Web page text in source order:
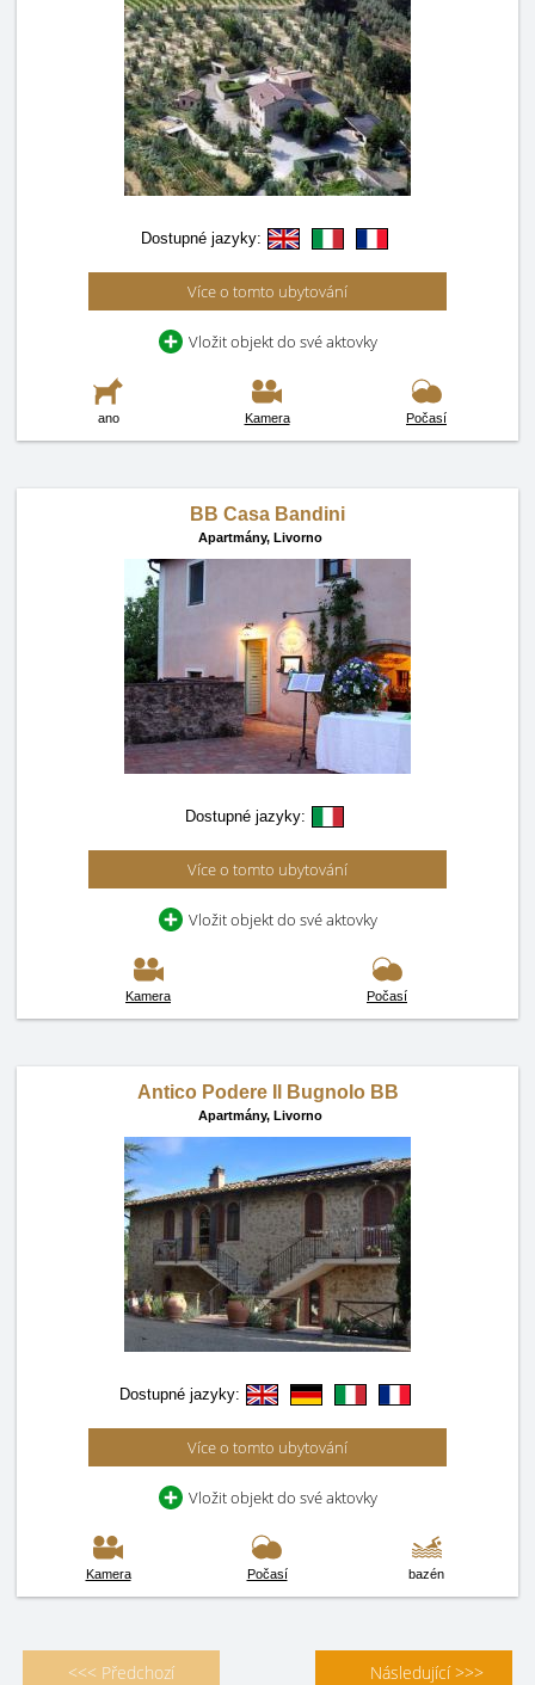
Dostupné jazyky:
Více o tomto ubytování
Vložit objekt do své aktovky
ano Kamera Počasí
BB Casa Bandini
Apartmány, Livorno
Dostupné jazyky:
Více o tomto ubytování
Vložit objekt do své aktovky
Kamera Počasí
Antico Podere Il Bugnolo BB
Apartmány, Livorno
Dostupné jazyky:
Více o tomto ubytování
Vložit objekt do své aktovky
Kamera Počasí bazén
<<< Předchozí Následující >>>